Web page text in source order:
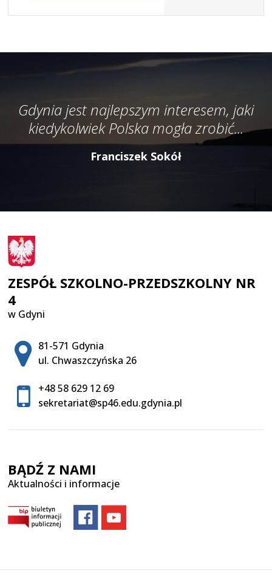
Gdynia jest najlepszym interesem, jaki
kiedykolwiek Polska mogła zrobić...
Franciszek Sokół
ZESPÓŁ SZKOLNO-PRZEDSZKOLNY NR
4
w Gdyni
Adres pocztowy:
81-571 Gdynia
ul. Chwaszczyńska 26
+48 58 629 12 69
sekretariat@sp46.edu.gdynia.pl
BĄDŹ Z NAMI
Aktualności i informacje